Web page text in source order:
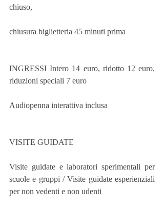
chiuso,
chiusura biglietteria 45 minuti prima
INGRESSI Intero 14 euro, ridotto 12 euro,
riduzioni speciali 7 euro
Audiopenna interattiva inclusa
VISITE GUIDATE
Visite guidate e laboratori sperimentali per
scuole e gruppi / Visite guidate esperienziali
per non vedenti e non udenti